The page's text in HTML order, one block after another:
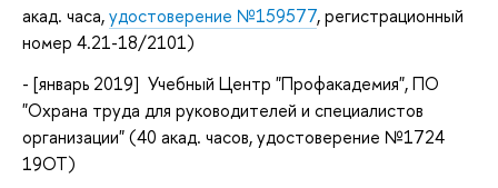
акад. часа,удостоверение №159577, регистрационный
номер 4.21-18/2101)
- [январь 2019] Учебный Центр "Профакадемия", ПО
"Охрана труда для руководителей и специалистов
организации" (40 акад. часов, удостоверение №1724
19ОТ)